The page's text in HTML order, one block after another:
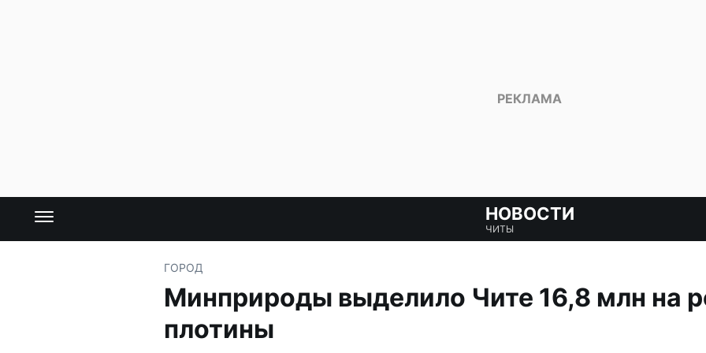
НОВОСТИ
ЧИТЫ
ГОРОД
Минприроды выделило Чите 16,8 млн на
плотины